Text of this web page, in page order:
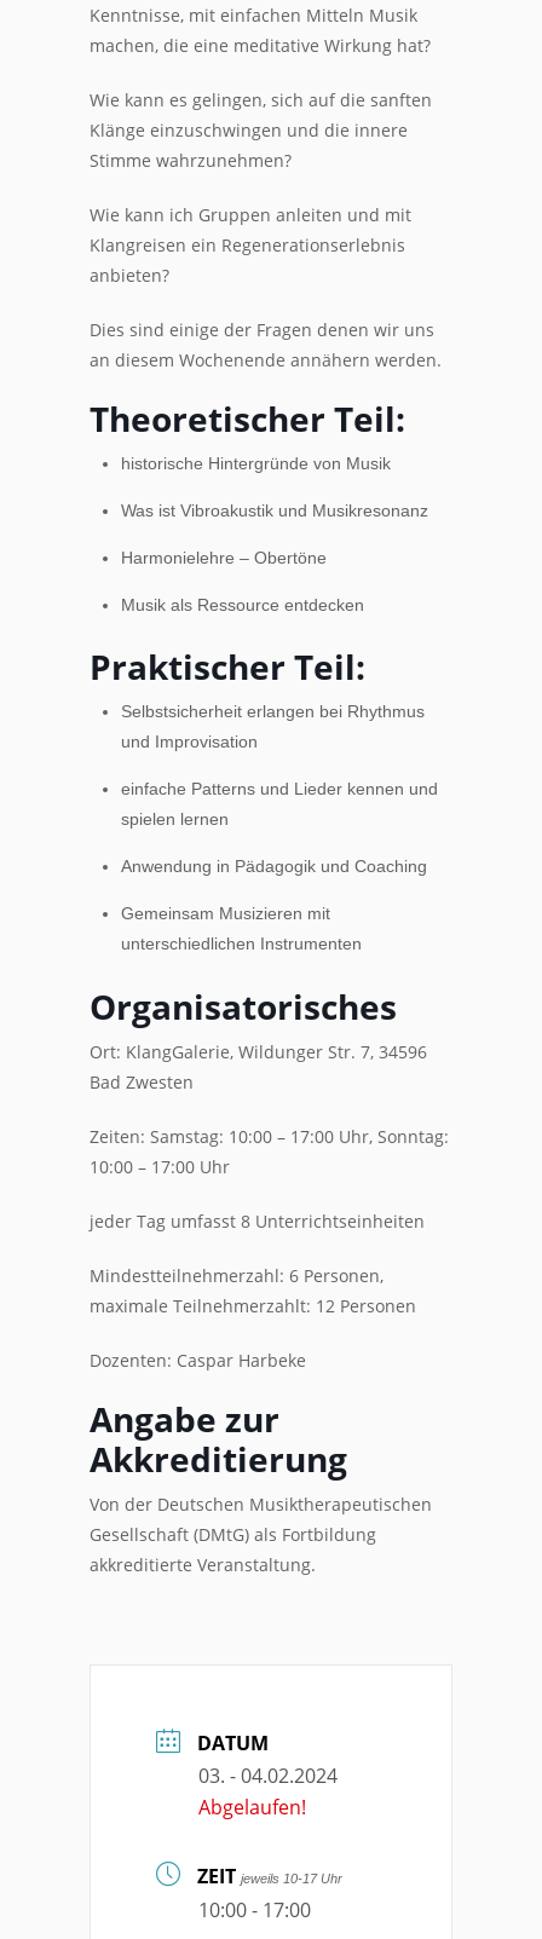
Kenntnisse, mit einfachen Mitteln Musik
machen, die eine meditative Wirkung hat?
Wie kann es gelingen, sich auf die sanften
Klänge einzuschwingen und die innere
Stimme wahrzunehmen?
Wie kann ich Gruppen anleiten und mit
Klangreisen ein Regenerationserlebnis
anbieten?
Dies sind einige der Fragen denen wir uns
an diesem Wochenende annähern werden.
Theoretischer Teil:
historische Hintergründe von Musik
Was ist Vibroakustik und Musikresonanz
Harmonielehre – Obertöne
Musik als Ressource entdecken
Praktischer Teil:
Selbstsicherheit erlangen bei Rhythmus
und Improvisation
einfache Patterns und Lieder kennen und
spielen lernen
Anwendung in Pädagogik und Coaching
Gemeinsam Musizieren mit
unterschiedlichen Instrumenten
Organisatorisches
Ort: KlangGalerie, Wildunger Str. 7, 34596
Bad Zwesten
Zeiten: Samstag: 10:00 – 17:00 Uhr, Sonntag:
10:00 – 17:00 Uhr
jeder Tag umfasst 8 Unterrichtseinheiten
Mindestteilnehmerzahl: 6 Personen,
maximale Teilnehmerzahlt: 12 Personen
Dozenten: Caspar Harbeke
Angabe zur
Akkreditierung
Von der Deutschen Musiktherapeutischen
Gesellschaft (DMtG) als Fortbildung
akkreditierte Veranstaltung.
DATUM
03. - 04.02.2024
Abgelaufen!
ZEIT jeweils 10-17 Uhr
10:00 - 17:00